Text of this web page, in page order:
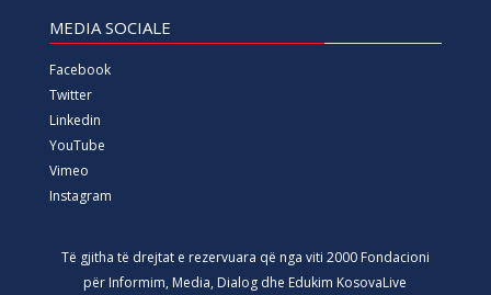
MEDIA SOCIALE
Facebook
Twitter
Linkedin
YouTube
Vimeo
Instagram
Të gjitha të drejtat e rezervuara që nga viti 2000 Fondacioni
për Informim, Media, Dialog dhe Edukim KosovaLive